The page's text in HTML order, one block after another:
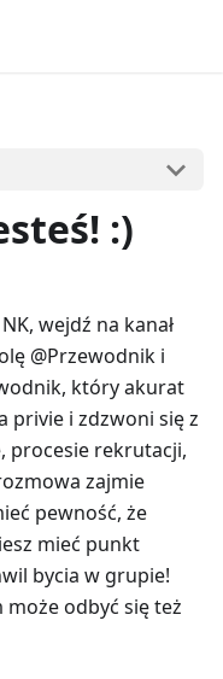
:)
wejdź na kanał
@Przewodnik i
który akurat
privie i zdzwoni się z
procesie rekrutacji,
zajmie
pewność, że
mieć punkt
bycia w grupie!
odbyć się też